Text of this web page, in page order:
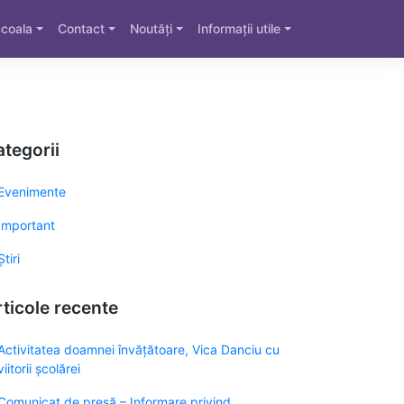
Contact Noutăți Informații utile
recente
doamnei învățătoare, Vica Danciu cu
școlărei